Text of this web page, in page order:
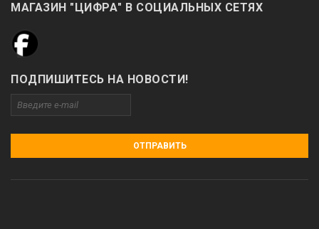
МАГАЗИН "ЦИФРА" В СОЦИАЛЬНЫХ СЕТЯХ
ПОДПИШИТЕСЬ НА НОВОСТИ!
ОТПРАВИТЬ